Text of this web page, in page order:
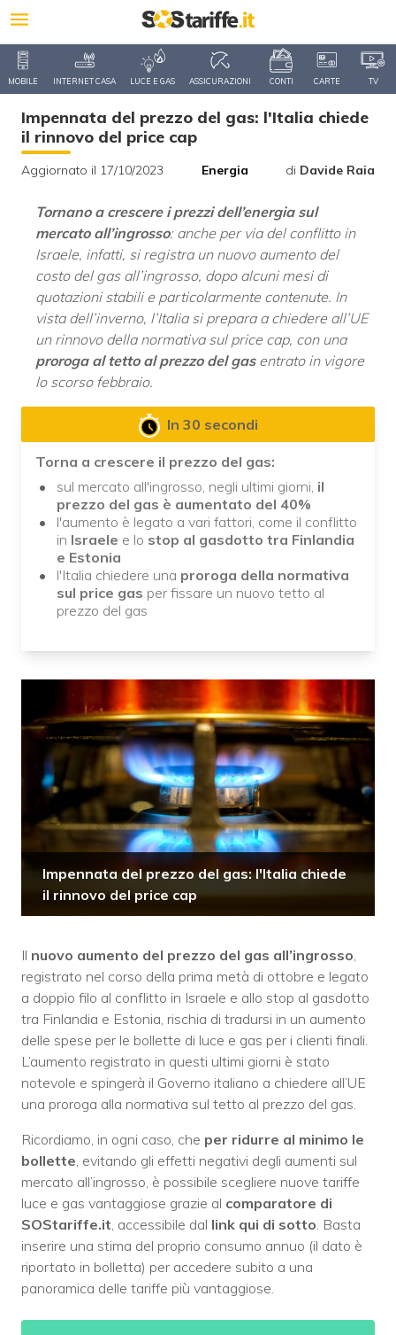
MOBILE INTERNET CASA LUCE E GAS ASSICURAZIONI CONTI CARTE TV
Impennata del prezzo del gas: l'Italia chiede
il rinnovo del price cap
Aggiornato il 17/10/2023 Energia di Davide Raia
Tornano a crescere i prezzi dell’energia sul
mercato all’ingrosso: anche per via del conflitto in
Israele, infatti, si registra un nuovo aumento del
costo del gas all’ingrosso, dopo alcuni mesi di
quotazioni stabili e particolarmente contenute. In
vista dell’inverno, l’Italia si prepara a chiedere all’UE
un rinnovo della normativa sul price cap, con una
proroga al tetto al prezzo del gasentrato in vigore
lo scorso febbraio.
In 30 secondi
Torna a crescere il prezzo del gas:
sul mercato all'ingrosso, negli ultimi giorni, il
prezzo del gas è aumentato del 40%
l'aumento è legato a vari fattori, come il conflitto
in Israele e lo stop al gasdotto tra Finlandia
e Estonia
l'Italia chiedere una proroga della normativa
sul price gas per fissare un nuovo tetto al
prezzo del gas
Impennata del prezzo del gas: l'Italia chiede
il rinnovo del price cap
Il nuovo aumento del prezzo del gas all’ingrosso
registrato nel corso della prima metà di ottobre e legato
a doppio filo al conflitto in Israele e allo stop al gasdotto
tra Finlandia e Estonia, rischia di tradursi in un aumento
delle spese per le bollette di luce e gas per i clienti finali.
L’aumento registrato in questi ultimi giorni è stato
notevole e spingerà il Governo italiano a chiedere all’UE
una proroga alla normativa sul tetto al prezzo del gas.
Ricordiamo, in ogni caso, che per ridurre al minimo le
bollette , evitando gli effetti negativi degli aumenti sul
mercato all’ingrosso, è possibile scegliere nuove tariffe
luce e gas vantaggiose grazie al comparatore di
SOStariffe.it , accessibile dal link qui di sotto . Basta
inserire una stima del proprio consumo annuo (il dato è
riportato in bolletta) per accedere subito a una
panoramica delle tariffe più vantaggiose.